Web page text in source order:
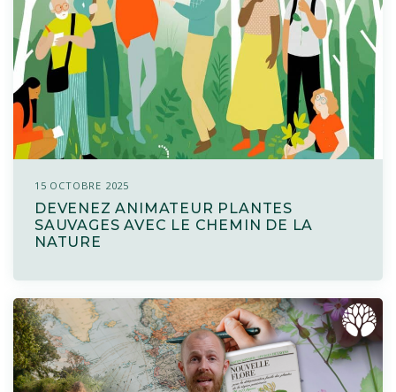
HERBORISTERIE - PHYTOTHÉRAPIE
ON PARLE DE NOUS
PLANTES SAUVAGES
15 OCTOBRE 2025
DEVENEZ ANIMATEUR PLANTES
SAUVAGES AVEC LE CHEMIN DE LA
NATURE